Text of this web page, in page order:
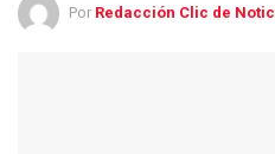
Por Redacción Clic de